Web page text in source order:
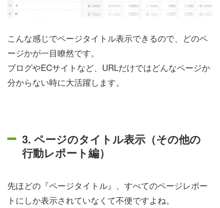
こんな感じでページタイトル表示できるので、どのペ
ージかが一目瞭然です。
ブログやECサイトなど、URLだけではどんなページか
分からない時に大活躍します。
3. ページのタイトル表示（その他の
行動レポート編）
先ほどの『ページタイトル』、すべてのページレポー
トにしか表示されていなくて不便ですよね。